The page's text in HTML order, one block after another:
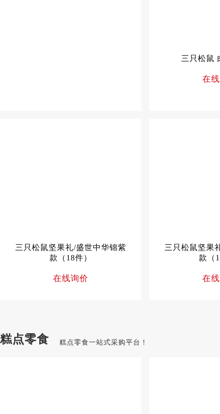
三只松鼠
在
三只松鼠坚果礼/盛世中华锦紫
款（18件）
在线询价
三只松鼠坚果
款（
在
糕点零食 糕点零食一站式采购平台！